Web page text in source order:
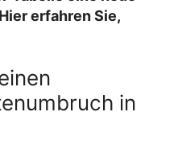
erfahren Sie,
in